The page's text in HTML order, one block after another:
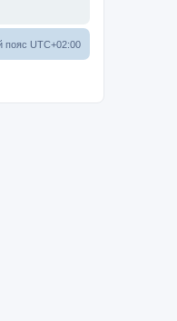
пояс UTC+02:00